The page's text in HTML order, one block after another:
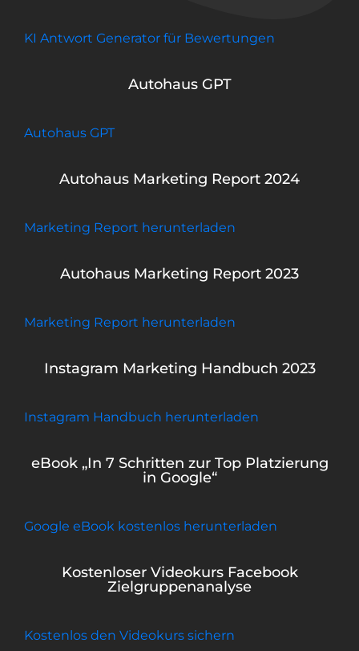
KI Antwort Generator für Bewertungen
Autohaus GPT
Autohaus GPT
Autohaus Marketing Report 2024
Marketing Report herunterladen
Autohaus Marketing Report 2023
Marketing Report herunterladen
Instagram Marketing Handbuch 2023
Instagram Handbuch herunterladen
eBook „In 7 Schritten zur Top Platzierung
in Google“
Google eBook kostenlos herunterladen
Kostenloser Videokurs Facebook
Zielgruppenanalyse
Kostenlos den Videokurs sichern